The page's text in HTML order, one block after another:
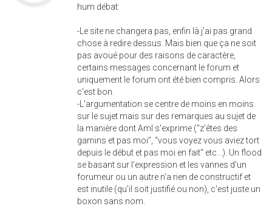
hum débat:
-Le site ne changera pas, enfin là j'ai pas grand
chose à redire dessus. Mais bien que ça ne soit
pas avoué pour des raisons de caractère,
certains messages concernant le forum et
uniquement le forum ont été bien compris. Alors
c'est bon.
-L'argumentation se centre de moins en moins
sur le sujet mais sur des remarques au sujet de
la manière dont Aml s'exprime ("z'êtes des
gamins et pas moi", "vous voyez vous aviez tort
depuis le début et pas moi en fait" etc...). Un flood
se basant sur l'expression et les vannes d'un
forumeur ou un autre n'a rien de constructif et
est inutile (qu'il soit justifié ou non), c'est juste un
boxon sans nom.